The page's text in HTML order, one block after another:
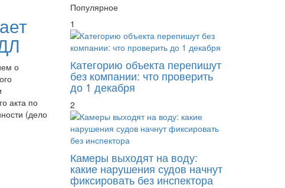
о
акта по
(дело
Популярное
1
Категорию объекта перепишут
без компании: что проверить
до 1 декабря
2
Камеры выходят на воду:
какие нарушения судов начнут
фиксировать без инспектора